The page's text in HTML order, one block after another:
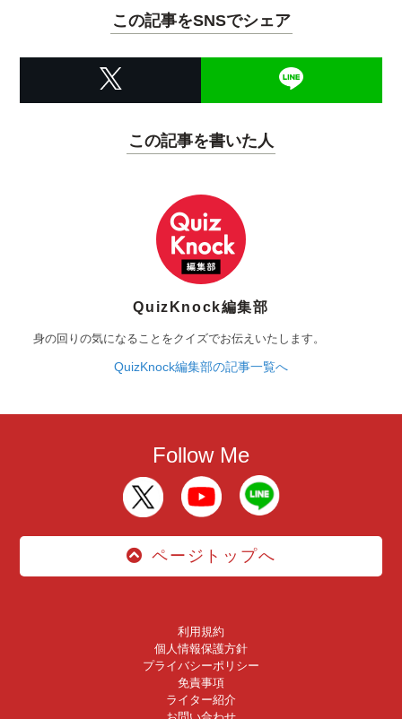
この記事をSNSでシェア
この記事を書いた人
QuizKnock編集部
身の回りの気になることをクイズでお伝えいたします。
QuizKnock編集部の記事一覧へ
Follow Me
ページトップへ
利用規約
個人情報保護方針
プライバシーポリシー
免責事項
ライター紹介